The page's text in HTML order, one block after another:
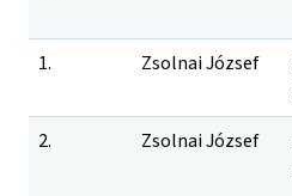
1.
Zsolnai József
2.
Zsolnai József